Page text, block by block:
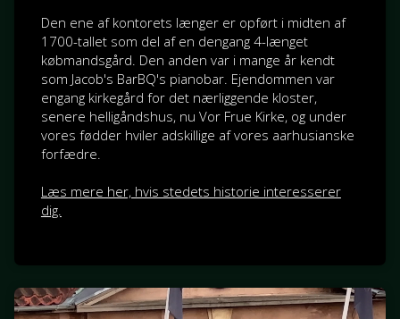
Den ene af kontorets længer er opført i midten af
1700-tallet som del af en dengang 4-længet
købmandsgård. Den anden var i mange år kendt
som Jacob's BarBQ's pianobar. Ejendommen var
engang kirkegård for det nærliggende kloster,
senere helligåndshus, nu Vor Frue Kirke, og under
vores fødder hviler adskillige af vores aarhusianske
forfædre.
Læs mere her, hvis stedets historie interesserer
dig.